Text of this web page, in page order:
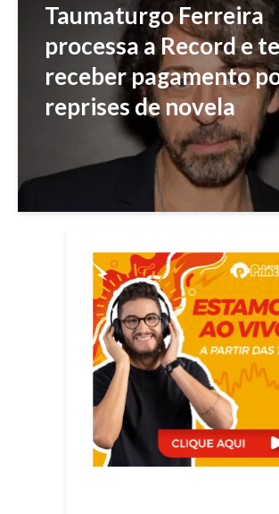
Taumaturgo Ferreira
processa a Record e
receber pagamento
reprises de novela